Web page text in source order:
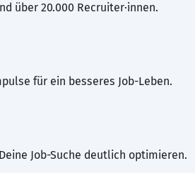
über 20.000 Recruiter·innen.
für ein besseres Job-Leben.
Job-Suche deutlich optimieren.